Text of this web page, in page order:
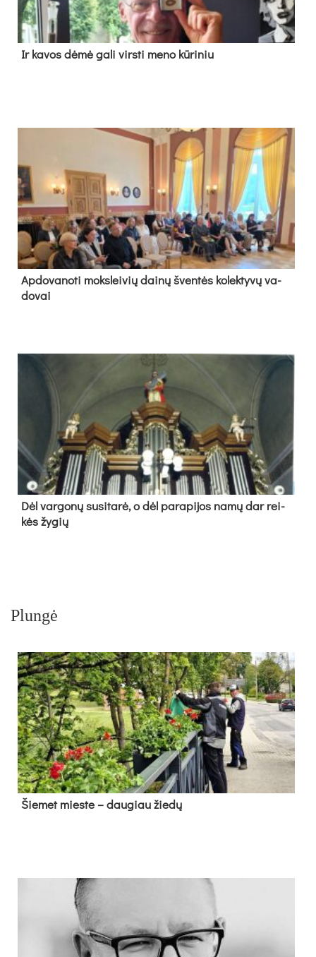
Ir ka­vos dė­mė ga­li virs­ti me­no kū­ri­niu
Ap­do­va­no­ti moks­lei­vių dai­nų šven­tės ko­lek­ty­vų va­
do­vai
Dėl var­go­nų su­si­ta­rė, o dėl pa­ra­pi­jos na­mų dar rei­
kės žy­gių
Plungė
Šie­met mies­te – dau­giau žie­dų